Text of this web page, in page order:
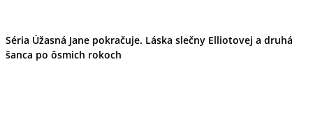
Séria Úžasná Jane pokračuje. Láska slečny Elliotovej a druhá
šanca po ôsmich rokoch